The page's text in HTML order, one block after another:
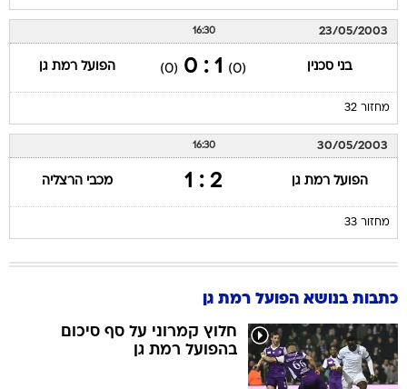
23/05/2003
16:30
בני סכנין (0)
1 : 0
(0) הפועל רמת גן
מחזור 32
30/05/2003
16:30
הפועל רמת גן 2 : 1 מכבי הרצליה
מחזור 33
כתבות בנושא הפועל רמת גן
חלוץ קמרוני על סף סיכום
בהפועל רמת גן